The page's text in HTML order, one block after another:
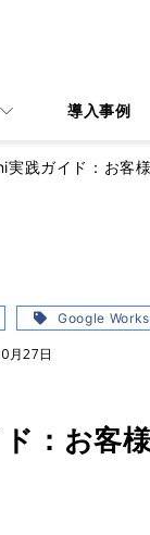
導入事例
実践ガイド：お客
Google
月27日
：お客